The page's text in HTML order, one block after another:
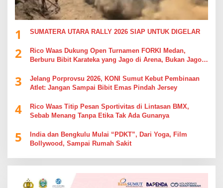
1 SUMATERA UTARA RALLY 2026 SIAP UNTUK DIGELAR
2
Rico Waas Dukung Open Turnamen FORKI Medan,
Berburu Bibit Karateka yang Jago di Arena, Bukan Jago
3
Jelang Porprovsu 2026, KONI Sumut Kebut Pembinaan
Atlet: Jangan Sampai Bibit Emas Pindah Jersey
4
Rico Waas Titip Pesan Sportivitas di Lintasan BMX,
Sebab Menang Tanpa Etika Tak Ada Gunanya
5
India dan Bengkulu Mulai “PDKT”, Dari Yoga, Film
Bollywood, Sampai Rumah Sakit